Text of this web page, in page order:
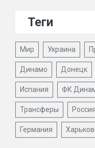
Теги
Мир Украина
Динамо Донецк
Испания ФК
Трансферы Россия
Германия Харьков